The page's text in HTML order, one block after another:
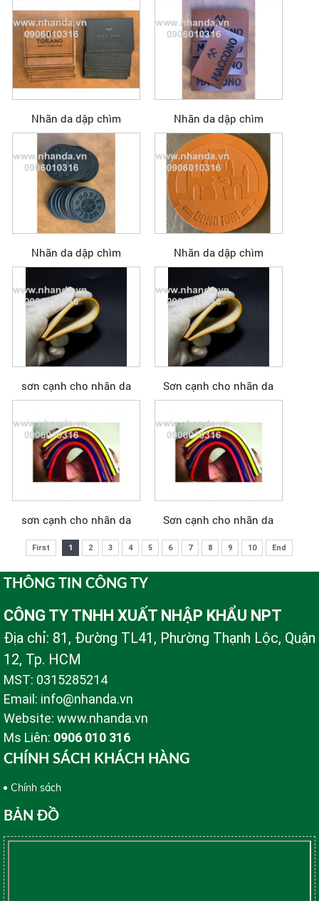
Nhãn da dập chìm Nhãn da dập chìm
Nhãn da dập chìm Nhãn da dập chìm
sơn cạnh cho nhãn da Sơn cạnh cho nhãn da
sơn cạnh cho nhãn da Sơn cạnh cho nhãn da
First 1 2 3 4 5 6 7 8 9 10 End
THÔNG TIN CÔNG TY
CÔNG TY TNHH XUẤT NHẬP KHẨU NPT
Địa chỉ: 81, Đường TL41, Phường Thạnh Lộc, Quận
12, Tp. HCM
MST: 0315285214
Email: info@nhanda.vn
Website: www.nhanda.vn
Ms Liên: 0906 010 316
CHÍNH SÁCH KHÁCH HÀNG
Chính sách
BẢN ĐỒ